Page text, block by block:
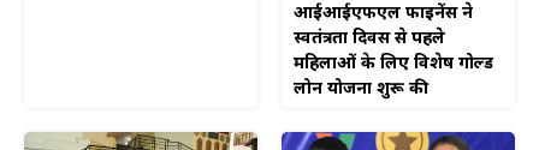
आईआईएफएल फाइनेंस ने
स्वतंत्रता दिवस से पहले
महिलाओं के लिए विशेष गोल्ड
लोन योजना शुरू की